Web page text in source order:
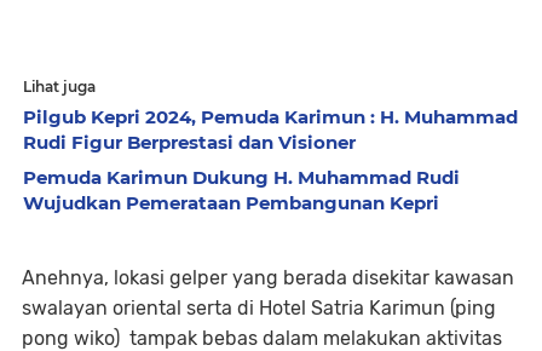
Lihat juga
Pilgub Kepri 2024, Pemuda Karimun : H. Muhammad
Rudi Figur Berprestasi dan Visioner
Pemuda Karimun Dukung H. Muhammad Rudi
Wujudkan Pemerataan Pembangunan Kepri
Anehnya, lokasi gelper yang berada disekitar kawasan
swalayan oriental serta di Hotel Satria Karimun (ping
pong wiko) tampak bebas dalam melakukan aktivitas